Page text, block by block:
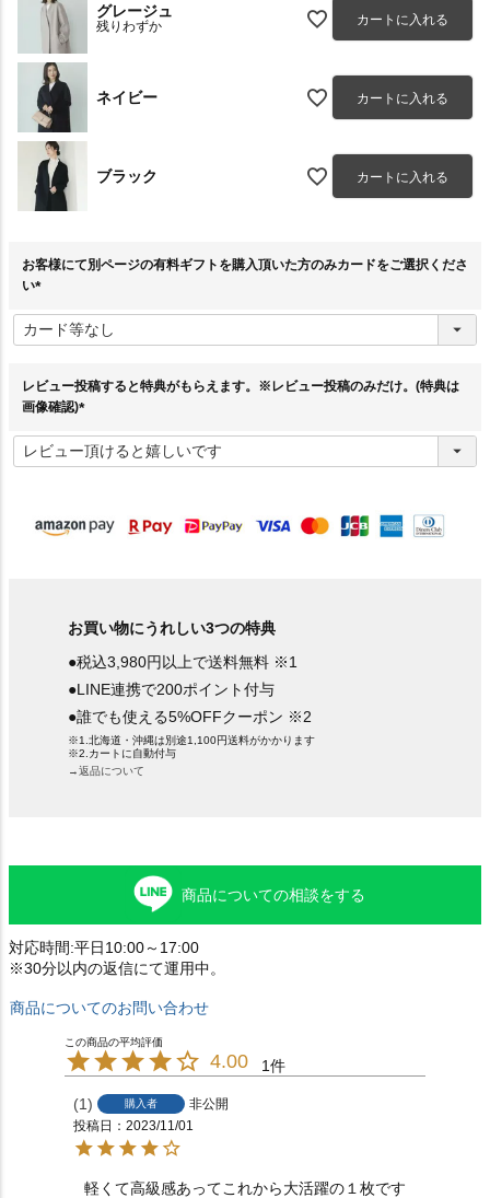
グレージュ
残りわずか カートに入れる
ネイビー カートに入れる
ブラック カートに入れる
お客様にて別ページの有料ギフトを購入頂いた方のみカードをご選択くださ
い
必
須
レビュー投稿すると特典がもらえます。※レビュー投稿のみだけ。(特典は
画像確認)
必
須
お買い物にうれしい3つの特典
●税込3,980円以上で送料無料 ※1
●LINE連携で200ポイント付与
●誰でも使える5%OFFクーポン ※2
※1.北海道・沖縄は別途1,100円送料がかかります
※2.カートに自動付与
→返品について
商品についての相談をする
対応時間:平日10:00～17:00
※30分以内の返信にて運用中。
商品についてのお問い合わせ
4.00 1
1 購入者
非公開
投稿日
2023/11/01
軽くて高級感あってこれから大活躍の１枚です